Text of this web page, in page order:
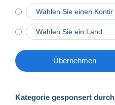
Übernehmen
Kategorie gesponsert durch